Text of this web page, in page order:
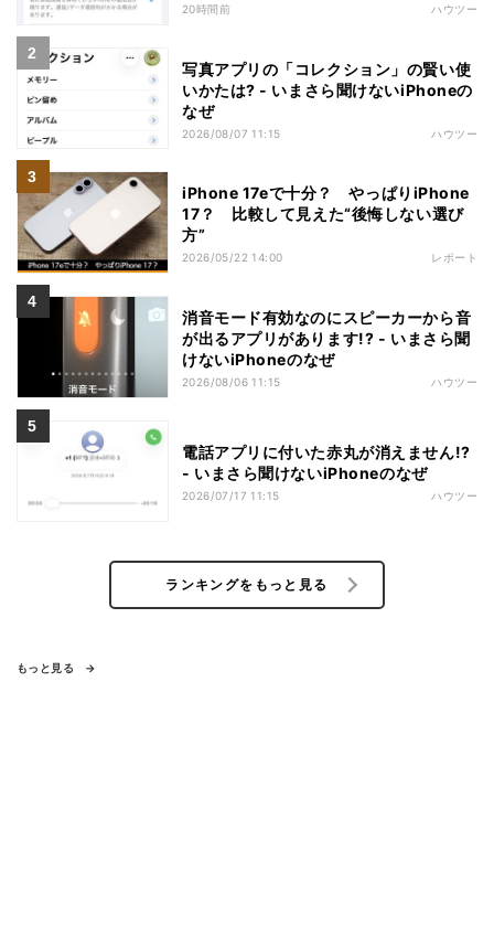
20時間前 ハウツー
写真アプリの「コレクション」の賢い使
いかたは? - いまさら聞けないiPhoneの
なぜ
2026/08/07 11:15 ハウツー
iPhone 17eで十分？ やっぱりiPhone
17？ 比較して見えた“後悔しない選び
方”
2026/05/22 14:00 レポート
消音モード有効なのにスピーカーから音
が出るアプリがあります!? - いまさら聞
けないiPhoneのなぜ
2026/08/06 11:15 ハウツー
電話アプリに付いた赤丸が消えません!?
- いまさら聞けないiPhoneのなぜ
2026/07/17 11:15 ハウツー
ランキングをもっと見る
もっと見る